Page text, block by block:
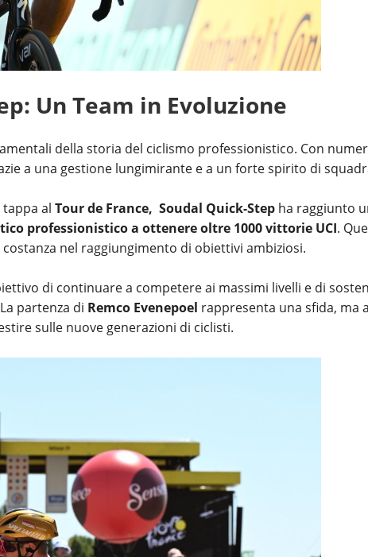
Un Team in Evoluzione
della storia del ciclismo professionistico. Con
a una gestione lungimirante e a un forte spirito di
al Tour de France, Soudal Quick-Step ha raggiunto
professionistico a ottenere oltre 1000 vittorie UCI.
nel raggiungimento di obiettivi ambiziosi.
di continuare a competere ai massimi livelli e di
partenza di Remco Evenepoel rappresenta una sfida, ma
sulle nuove generazioni di ciclisti.